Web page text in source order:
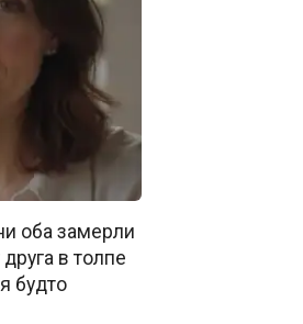
оба замерли
в толпе
будто